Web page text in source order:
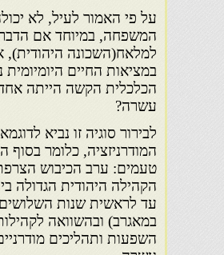
על פי האמור לעיל, לא
המשפחה, במיוחד אם
למלאח(השכונה היהודית),
במציאות החיים
הכלכלית הקשה הייתה
עשרה?
לבירור סוגיה זו נביא
המודרניזציה, כלומר
הקהילה היהודית הגדולה
עד לראשית שנות
במאגרב) ובהשוואה
השפעות ותהליכים